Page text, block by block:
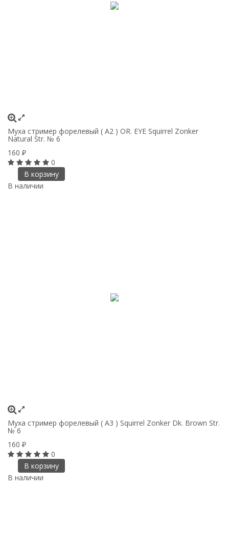
Муха стример форелевый ( A2 ) OR. EYE Squirrel Zonker
Natural Str. № 6
160 ₽
0
В корзину
В наличии
Муха стример форелевый ( A3 ) Squirrel Zonker Dk. Brown Str.
№ 6
160 ₽
0
В корзину
В наличии